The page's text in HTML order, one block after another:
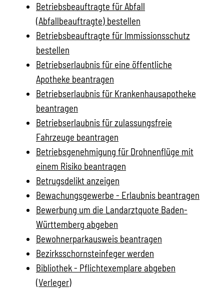
Betriebsbeauftragte für Abfall
(Abfallbeauftragte) bestellen
Betriebsbeauftragte für Immissionsschutz
bestellen
Betriebserlaubnis für eine öffentliche
Apotheke beantragen
Betriebserlaubnis für Krankenhausapotheke
beantragen
Betriebserlaubnis für zulassungsfreie
Fahrzeuge beantragen
Betriebsgenehmigung für Drohnenflüge mit
einem Risiko beantragen
Betrugsdelikt anzeigen
Bewachungsgewerbe - Erlaubnis beantragen
Bewerbung um die Landarztquote Baden-
Württemberg abgeben
Bewohnerparkausweis beantragen
Bezirksschornsteinfeger werden
Bibliothek - Pflichtexemplare abgeben
(Verleger)